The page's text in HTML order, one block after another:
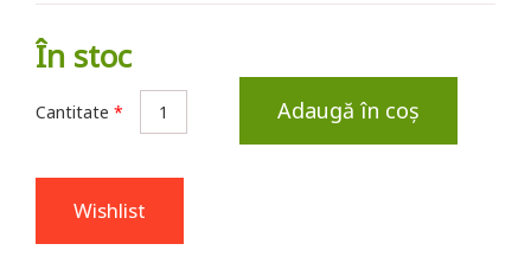
În stoc
Cantitate * Adaugă în coș
Wishlist